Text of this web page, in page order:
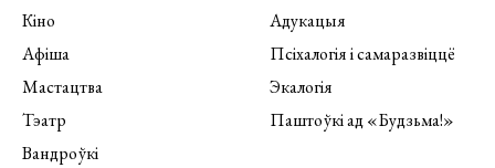
Кіно
Афіша
Мастацтва
Тэатр
Вандроўкі
Адукацыя
Псіхалогія і самаразвіццё
Экалогія
Паштоўкі ад «Будзьма!»